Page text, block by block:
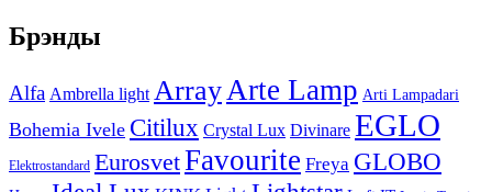
Брэнды
Alfa Ambrella light Array Arte Lamp Arti Lampadari
Bohemia Ivele Citilux Crystal Lux Divinare EGLO
Elektrostandard EurosvetFavourite Freya GLOBO